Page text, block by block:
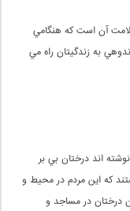
آن است كه هنگامي
به زندگيتان راه مي
اند درختان بي بر
که اين مردم در محيط و
درختان در مساجد و